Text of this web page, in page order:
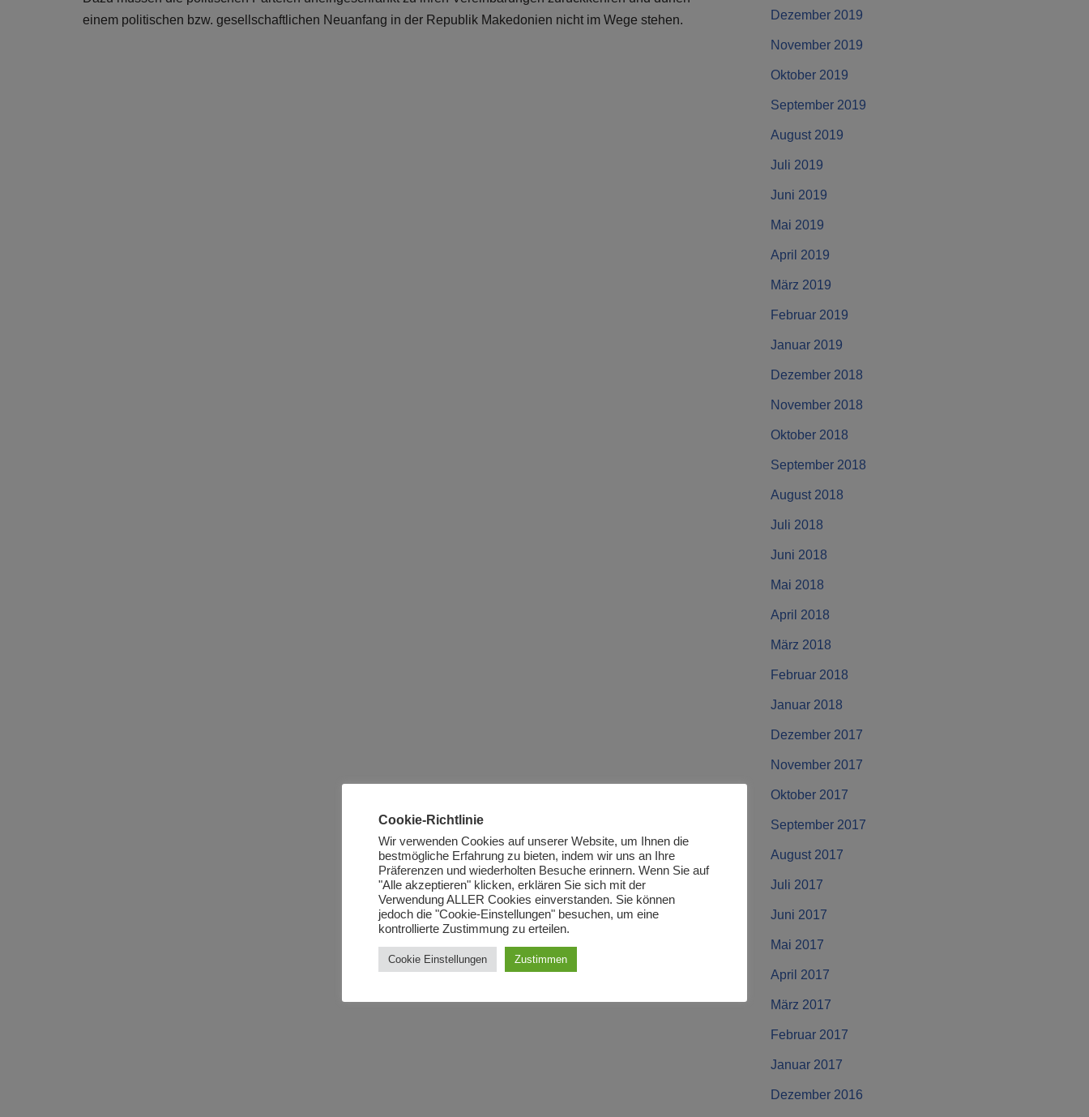
einem politischen bzw. gesellschaftlichen Neuanfang in der Republik Makedonien nicht im Wege stehen.
Dezember 2019
November 2019
Oktober 2019
September 2019
August 2019
Juli 2019
Juni 2019
Mai 2019
April 2019
März 2019
Februar 2019
Januar 2019
Dezember 2018
November 2018
Oktober 2018
September 2018
August 2018
Juli 2018
Juni 2018
Mai 2018
April 2018
März 2018
Februar 2018
Januar 2018
Dezember 2017
November 2017
Oktober 2017
September 2017
August 2017
Juli 2017
Juni 2017
Mai 2017
April 2017
März 2017
Februar 2017
Januar 2017
Dezember 2016
Cookie-Richtlinie
Wir verwenden Cookies auf unserer Website, um Ihnen die
bestmögliche Erfahrung zu bieten, indem wir uns an Ihre
Präferenzen und wiederholten Besuche erinnern. Wenn Sie auf
"Alle akzeptieren" klicken, erklären Sie sich mit der
Verwendung ALLER Cookies einverstanden. Sie können
jedoch die "Cookie-Einstellungen" besuchen, um eine
kontrollierte Zustimmung zu erteilen.
Cookie Einstellungen Zustimmen